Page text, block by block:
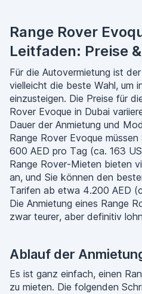
Range Rover
Leitfaden: Preise
Für die Autovermietung ist
vielleicht die beste Wahl, um
einzusteigen. Die Preise für
Rover Evoque in Dubai
Dauer der Anmietung und
Range Rover Evoque
600 AED pro Tag (ca. 163
Range Rover-Mieten bieten
an, und Sie können den
Tarifen ab etwa 4.200 AED
Die Anmietung eines Range
zwar teurer, aber definitiv
Ablauf der
Es ist ganz einfach, einen
zu mieten. Die folgenden